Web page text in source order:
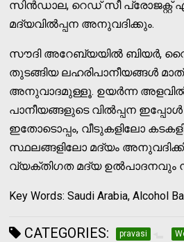
സിന്‍ഡാല, റെഡ് സീ പ്രോജക്റ്റ്
മദ്യവില്‍പ്പന അനുവദിക്കും.
സൗദി അറേബ്യയില്‍ ബിയര്‍,
തുടങ്ങിയ ലഹരിപാനീയങ്ങള്‍
അനുവാദമുള്ളൂ. ഉയര്‍ന്ന അളവില്‍
പാനീയങ്ങളുടെ വില്‍പ്പന ഇപ്പോള്‍
ഇതോടൊപ്പം, വീടുകളിലോ
സ്ഥലങ്ങളിലോ മദ്യം
വ്യക്തിഗത മദ്യ ഉല്‍പാദനവും
Key Words: Saudi Arabia, Alcohol
CATEGORIES: pravasi